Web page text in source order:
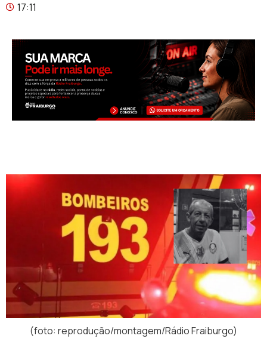
17:11
(foto: reprodução/montagem/Rádio Fraiburgo)